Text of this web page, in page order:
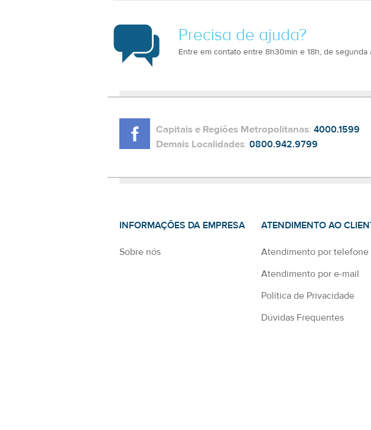
Precisa de ajuda?
Entre em contato entre 8h30min e 18h, de segunda
Capitais e Regiões Metropolitanas: 4000.1599
Demais Localidades: 0800.942.9799
INFORMAÇÕES DA EMPRESA
Sobre nós
ATENDIMENTO AO
Atendimento por telefone
Atendimento por e-mail
Política de Privacidade
Dúvidas Frequentes